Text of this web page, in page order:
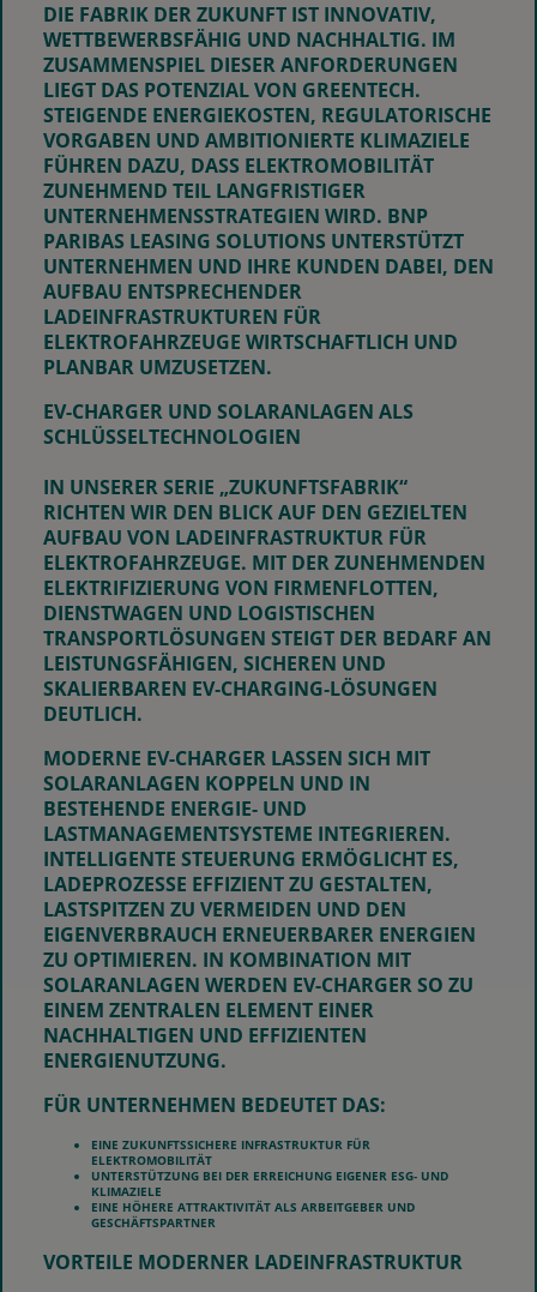
DIE FABRIK DER ZUKUNFT IST INNOVATIV,
WETTBEWERBSFÄHIG UND NACHHALTIG. IM
ZUSAMMENSPIEL DIESER ANFORDERUNGEN
LIEGT DAS POTENZIAL VON GREENTECH.
STEIGENDE ENERGIEKOSTEN, REGULATORISCHE
VORGABEN UND AMBITIONIERTE KLIMAZIELE
FÜHREN DAZU, DASS ELEKTROMOBILITÄT
ZUNEHMEND TEIL LANGFRISTIGER
UNTERNEHMENSSTRATEGIEN WIRD. BNP
PARIBAS LEASING SOLUTIONS UNTERSTÜTZT
UNTERNEHMEN UND IHRE KUNDEN DABEI, DEN
AUFBAU ENTSPRECHENDER
LADEINFRASTRUKTUREN FÜR
ELEKTROFAHRZEUGE WIRTSCHAFTLICH UND
PLANBAR UMZUSETZEN.
EV-CHARGER UND SOLARANLAGEN ALS
SCHLÜSSELTECHNOLOGIEN
IN UNSERER SERIE „ZUKUNFTSFABRIK“
RICHTEN WIR DEN BLICK AUF DEN GEZIELTEN
AUFBAU VON LADEINFRASTRUKTUR FÜR
ELEKTROFAHRZEUGE. MIT DER ZUNEHMENDEN
ELEKTRIFIZIERUNG VON FIRMENFLOTTEN,
DIENSTWAGEN UND LOGISTISCHEN
TRANSPORTLÖSUNGEN STEIGT DER BEDARF AN
LEISTUNGSFÄHIGEN, SICHEREN UND
SKALIERBAREN EV‑CHARGING‑LÖSUNGEN
DEUTLICH.
MODERNE EV-CHARGER LASSEN SICH MIT
SOLARANLAGEN KOPPELN UND IN
BESTEHENDE ENERGIE‑ UND
LASTMANAGEMENTSYSTEME INTEGRIEREN.
INTELLIGENTE STEUERUNG ERMÖGLICHT ES,
LADEPROZESSE EFFIZIENT ZU GESTALTEN,
LASTSPITZEN ZU VERMEIDEN UND DEN
EIGENVERBRAUCH ERNEUERBARER ENERGIEN
ZU OPTIMIEREN. IN KOMBINATION MIT
SOLARANLAGEN WERDEN EV-CHARGER SO ZU
EINEM ZENTRALEN ELEMENT EINER
NACHHALTIGEN UND EFFIZIENTEN
ENERGIENUTZUNG.
FÜR UNTERNEHMEN BEDEUTET DAS:
EINE ZUKUNFTSSICHERE INFRASTRUKTUR FÜR
ELEKTROMOBILITÄT
UNTERSTÜTZUNG BEI DER ERREICHUNG EIGENER ESG‑ UND
KLIMAZIELE
EINE HÖHERE ATTRAKTIVITÄT ALS ARBEITGEBER UND
GESCHÄFTSPARTNER
VORTEILE MODERNER LADEINFRASTRUKTUR